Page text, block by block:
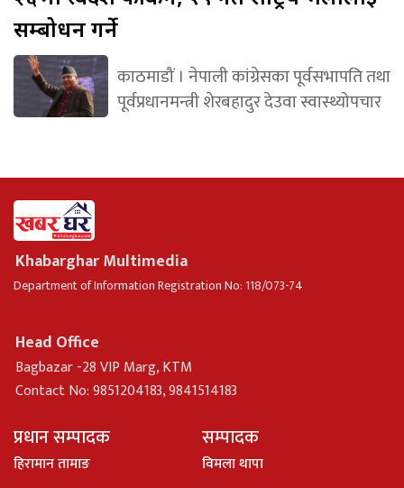
सम्बोधन गर्ने
काठमाडौं । नेपाली कांग्रेसका पूर्वसभापति तथा
पूर्वप्रधानमन्त्री शेरबहादुर देउवा स्वास्थ्योपचार
Khabarghar Multimedia
Department of Information Registration No: 118/073-74
Head Office
Bagbazar -28 VIP Marg, KTM
Contact No: 9851204183, 9841514183
प्रधान सम्पादक
हिरामान तामाङ
सम्पादक
विमला थापा